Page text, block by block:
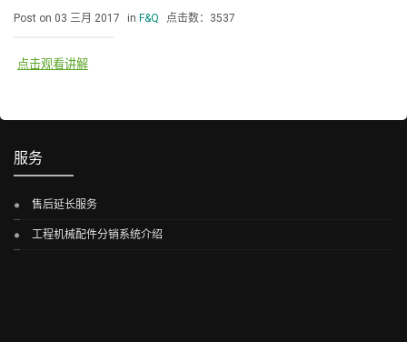
Post on 03 三月 2017 in F&Q 点击数：3537
点击观看讲解
服务
售后延长服务
工程机械配件分销系统介绍